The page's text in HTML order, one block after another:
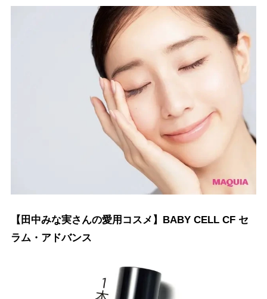
【田中みな実さんの愛用コスメ】BABY CELL CF セ
ラム・アドバンス